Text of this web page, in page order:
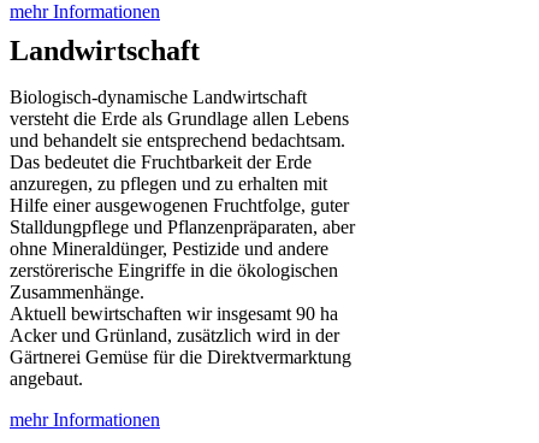
mehr Informationen
Landwirtschaft
Biologisch-dynamische Landwirtschaft
versteht die Erde als Grundlage allen Lebens
und behandelt sie entsprechend bedachtsam.
Das bedeutet die Fruchtbarkeit der Erde
anzuregen, zu pflegen und zu erhalten mit
Hilfe einer ausgewogenen Fruchtfolge, guter
Stalldungpflege und Pflanzenpräparaten, aber
ohne Mineraldünger, Pestizide und andere
zerstörerische Eingriffe in die ökologischen
Zusammenhänge.
Aktuell bewirtschaften wir insgesamt 90 ha
Acker und Grünland, zusätzlich wird in der
Gärtnerei Gemüse für die Direktvermarktung
angebaut.
mehr Informationen